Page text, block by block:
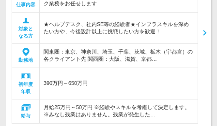
仕事内容
ク業務をお任せします
対象と
なる方
★ヘルプデスク、社内SE等の経験者★インフラスキルを深め
たい方や、今後設計以上に挑戦したい方を歓迎！
勤務地
関東圏：東京、神奈川、埼玉、千葉、茨城、栃木（宇都宮）の
各クライアント先 関西圏：大阪、滋賀、京都…
初年度
年収
390万円～650万円
給与
月給25万円～50万円 ※経験やスキルを考慮して決定します。
※みなし残業はありません。残業が発生した…